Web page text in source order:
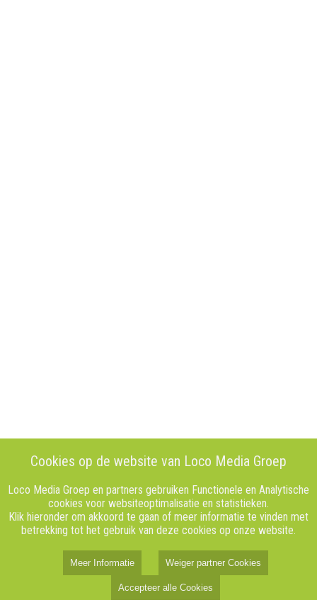
Cookies op de website van Loco Media Groep
Loco Media Groep en partners gebruiken Functionele en Analytische
cookies voor websiteoptimalisatie en statistieken.
Klik hieronder om akkoord te gaan of meer informatie te vinden met
betrekking tot het gebruik van deze cookies op onze website.
Meer Informatie Weiger partner Cookies
Accepteer alle Cookies